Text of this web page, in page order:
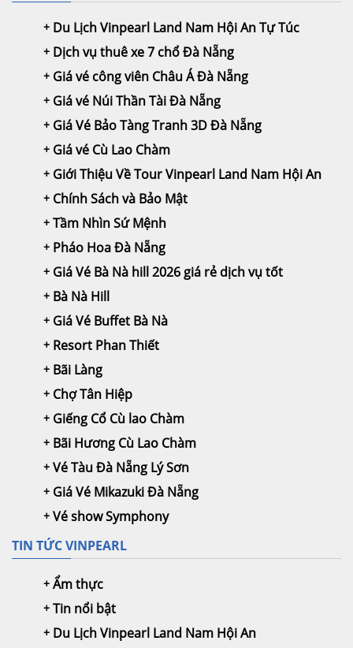
Du Lịch Vinpearl Land Nam Hội An Tự Túc
Dịch vụ thuê xe 7 chổ Đà Nẵng
Giá vé công viên Châu Á Đà Nẵng
Giá vé Núi Thần Tài Đà Nẵng
Giá Vé Bảo Tàng Tranh 3D Đà Nẵng
Giá vé Cù Lao Chàm
Giới Thiệu Về Tour Vinpearl Land Nam Hội An
Chính Sách và Bảo Mật
Tầm Nhìn Sứ Mệnh
Pháo Hoa Đà Nẵng
Giá Vé Bà Nà hill 2026 giá rẻ dịch vụ tốt
Bà Nà Hill
Giá Vé Buffet Bà Nà
Resort Phan Thiết
Bãi Làng
Chợ Tân Hiệp
Giếng Cổ Cù lao Chàm
Bãi Hương Cù Lao Chàm
Vé Tàu Đà Nẵng Lý Sơn
Giá Vé Mikazuki Đà Nẵng
Vé show Symphony
TIN TỨC VINPEARL
Ẩm thực
Tin nổi bật
Du Lịch Vinpearl Land Nam Hội An